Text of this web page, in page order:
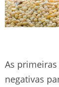
As
negativas